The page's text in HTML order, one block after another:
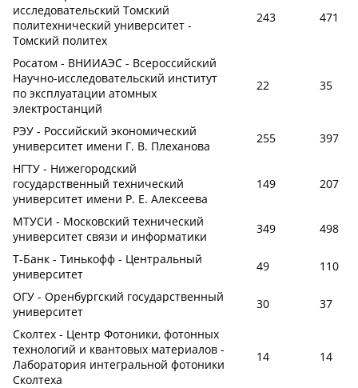
исследовательский Томский
политехнический университет -
Томский политех
243 471
Росатом - ВНИИАЭС - Всероссийский
Научно-исследовательский институт
по эксплуатации атомных
электростанций
22 35
РЭУ - Российский экономический
университет имени Г. В. Плеханова
255
397
НГТУ - Нижегородский
государственный технический
университет имени Р. Е. Алексеева
149 207
МТУСИ - Московский технический
университет связи и информатики
349
498
Т-Банк - Тинькофф - Центральный
университет
49
110
ОГУ - Оренбургский государственный
университет
30
37
Сколтех - Центр Фотоники, фотонных
технологий и квантовых материалов -
Лаборатория интегральной фотоники
Сколтеха
14 14